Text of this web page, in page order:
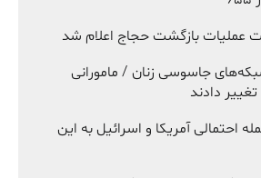
بازگشت حجاج اعلام شد
جاسوسی زنان / مامورانی
آمریکا و اسرائیل به این